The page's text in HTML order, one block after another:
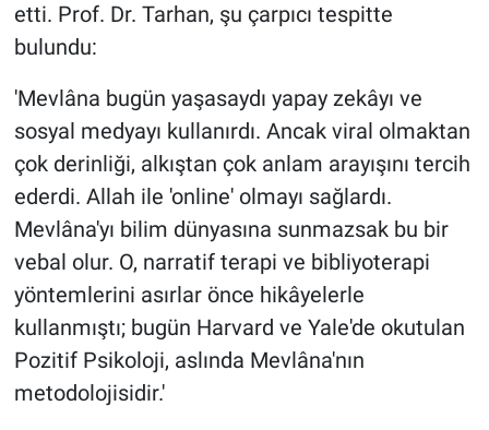
etti. Prof. Dr. Tarhan, şu çarpıcı tespitte
bulundu:
'Mevlâna bugün yaşasaydı yapay zekâyı ve
sosyal medyayı kullanırdı. Ancak viral olmaktan
çok derinliği, alkıştan çok anlam arayışını tercih
ederdi. Allah ile 'online' olmayı sağlardı.
Mevlâna'yı bilim dünyasına sunmazsak bu bir
vebal olur. O, narratif terapi ve bibliyoterapi
yöntemlerini asırlar önce hikâyelerle
kullanmıştı; bugün Harvard ve Yale'de okutulan
Pozitif Psikoloji, aslında Mevlâna'nın
metodolojisidir.'